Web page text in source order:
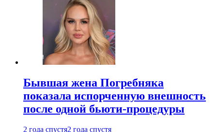
Бывшая жена Погребняка
показала испорченную внешность
после одной бьюти-процедуры
2 года спустя2 года спустя